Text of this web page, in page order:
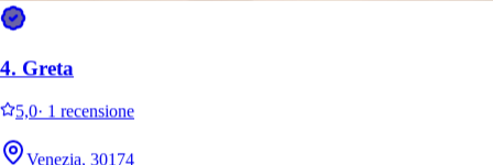
4. Greta
5,0· 1 recensione
Venezia, 30174